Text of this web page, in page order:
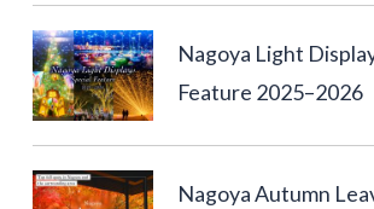
Nagoya Light
Feature 2025–2026
Nagoya Autumn